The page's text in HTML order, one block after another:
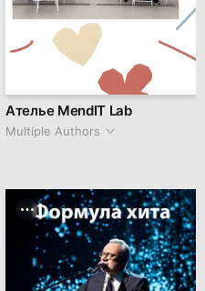
Ателье MendIT Lab
Multiple Authors